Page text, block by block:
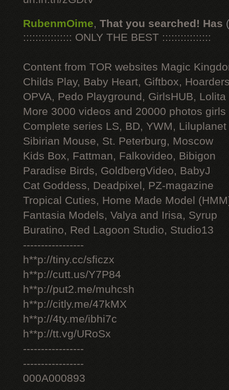
RubenmOime, That you searched! Has
:::::::::::::::: ONLY THE BEST ::::::::::::::::
Content from TOR websites Magic
Childs Play, Baby Heart, Giftbox,
OPVA, Pedo Playground, GirlsHUB, Lolita
More 3000 videos and 20000 photos
Complete series LS, BD, YWM, Liluplanet
Sibirian Mouse, St. Peterburg, Moscow
Kids Box, Fattman, Falkovideo, Bibigon
Paradise Birds, GoldbergVideo, BabyJ
Cat Goddess, Deadpixel, PZ-magazine
Tropical Cuties, Home Made Model
Fantasia Models, Valya and Irisa, Syrup
Buratino, Red Lagoon Studio, Studio13
-----------------
h**p://tiny.cc/sficzx
h**p://cutt.us/Y7P84
h**p://put2.me/muhcsh
h**p://citly.me/47kMX
h**p://4ty.me/ibhi7c
h**p://tt.vg/URoSx
-----------------
-----------------
000A000893